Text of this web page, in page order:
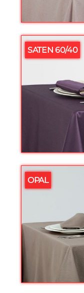
SATEN 60/40
OPAL